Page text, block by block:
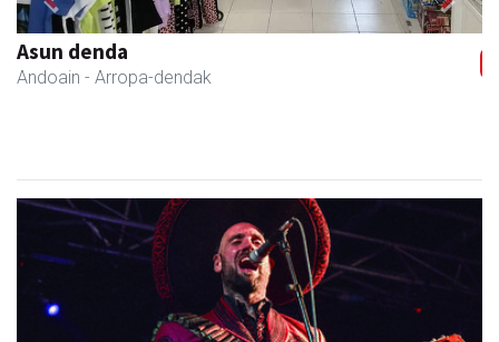
Danena taberna
Andoain -
Previous Next